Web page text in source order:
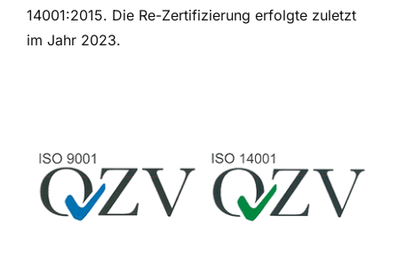
14001:2015. Die Re-Zertifizierung erfolgte zuletzt
im Jahr 2023.